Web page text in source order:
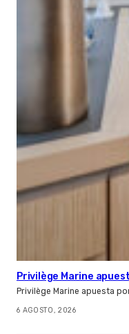
Privilège Marine
Privilège Marine apuesta
6 AGOSTO, 2026